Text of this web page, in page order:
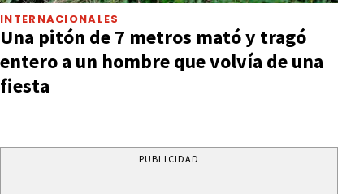
INTERNACIONALES
Una pitón de 7 metros mató y tragó
entero a un hombre que volvía de una
fiesta
PUBLICIDAD